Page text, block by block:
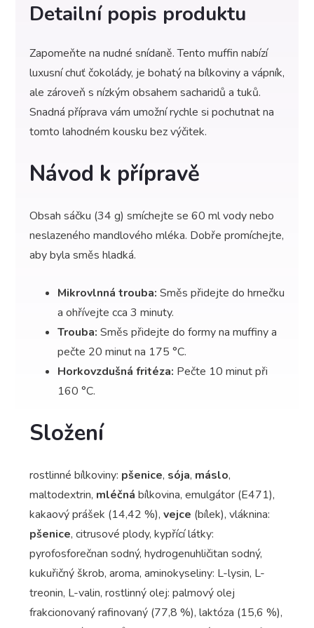
Detailní popis produktu
Zapomeňte na nudné snídaně. Tento muffin nabízí
luxusní chuť čokolády, je bohatý na bílkoviny a vápník,
ale zároveň s nízkým obsahem sacharidů a tuků.
Snadná příprava vám umožní rychle si pochutnat na
tomto lahodném kousku bez výčitek.
Návod k přípravě
Obsah sáčku (34 g) smíchejte se 60 ml vody nebo
neslazeného mandlového mléka. Dobře promíchejte,
aby byla směs hladká.
Mikrovlnná trouba: Směs přidejte do hrnečku
a ohřívejte cca 3 minuty.
Trouba: Směs přidejte do formy na muffiny a
pečte 20 minut na 175 °C.
Horkovzdušná fritéza: Pečte 10 minut při
160 °C.
Složení
rostlinné bílkoviny: pšenice, sója, máslo,
maltodextrin, mléčná bílkovina, emulgátor (E471),
kakaový prášek (14,42 %), vejce (bílek), vláknina:
pšenice, citrusové plody, kypřící látky:
pyrofosforečnan sodný, hydrogenuhličitan sodný,
kukuřičný škrob, aroma, aminokyseliny: L-lysin, L-
treonin, L-valin, rostlinný olej: palmový olej
frakcionovaný rafinovaný (77,8 %), laktóza (15,6 %),